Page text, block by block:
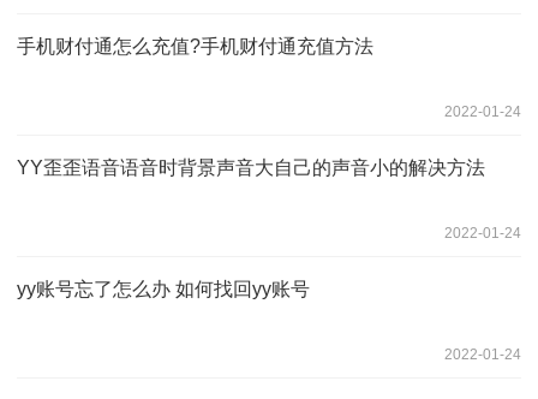
手机财付通怎么充值?手机财付通充值方法
2022-01-24
YY歪歪语音语音时背景声音大自己的声音小的解决方法
2022-01-24
yy账号忘了怎么办 如何找回yy账号
2022-01-24